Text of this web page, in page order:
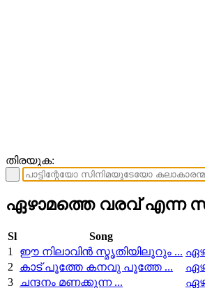
തിരയുക:
ഏഴാമത്തെ വരവ് എന്ന
Sl Song
1
ഈ നിലാവിൻ സ്മൃതിയിലൂറും ...
2
കാട് പൂത്തേ കനവു പൂത്തേ ...
3
ചന്ദനം മണക്കുന്ന ...